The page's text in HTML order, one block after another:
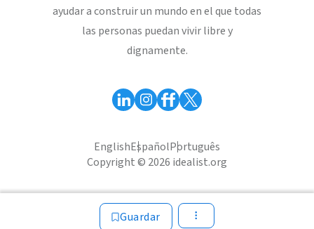
Guardar
ayudar a construir un mundo en el que todas
las personas puedan vivir libre y
dignamente.
EnglishEspañolPortuguês
Copyright © 2026 idealist.org